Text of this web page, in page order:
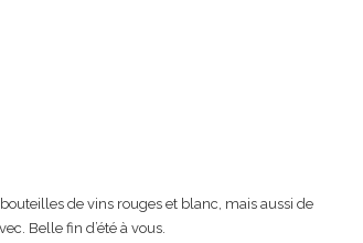
de vins rouges et blanc, mais aussi de
Belle fin d’été à vous.